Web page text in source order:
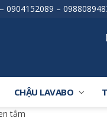
– 0904152089 –
CHẬU LAVABO
tắm